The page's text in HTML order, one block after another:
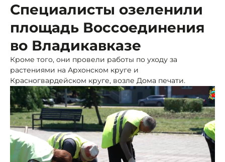
Специалисты озеленили
площадь Воссоединения
во Владикавказе
Кроме того, они провели работы по уходу за
растениями на Архонском круге и
Красногвардейском круге, возле Дома печати.